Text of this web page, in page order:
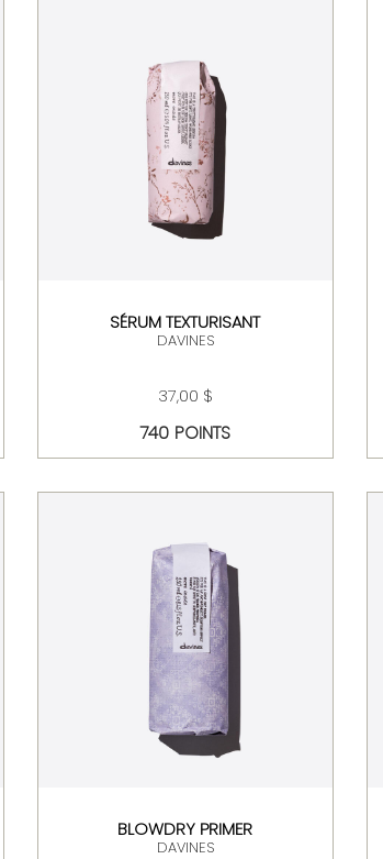
SÉRUM TEXTURISANT
DAVINES
37,00 $
740 POINTS
BLOWDRY PRIMER
DAVINES